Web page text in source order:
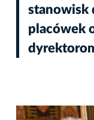
stanowisk
placówek